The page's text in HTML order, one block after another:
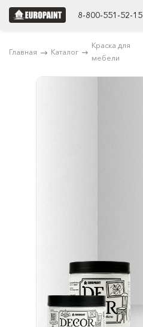
8-800-551-52-15
Главная Каталог
Краска для
мебели